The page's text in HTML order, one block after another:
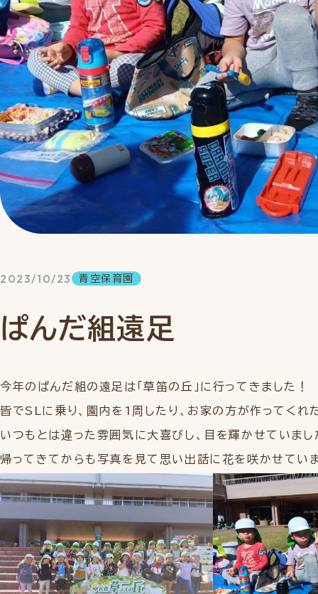
2023/10/23 青空保育園
ぱんだ組遠足
今年のぱんだ組の遠足は「草笛の丘」に行ってきました！
皆でSLに乗り、園内を1周したり、お家の方が作ってくれ
いつもとは違った雰囲気に大喜びし、目を輝かせていま
帰ってきてからも写真を見て思い出話に花を咲かせてい